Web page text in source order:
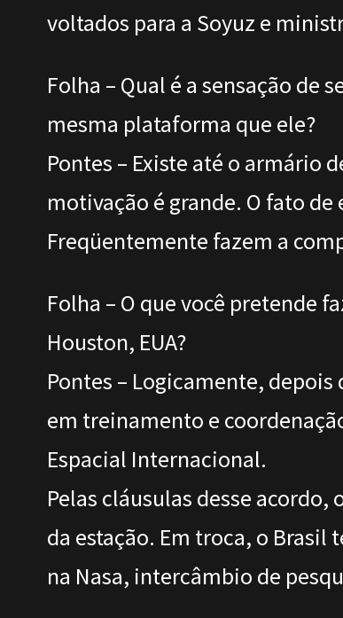
voltados para a Soyuz e
Folha – Qual é a sensação de
mesma plataforma que ele?
Pontes – Existe até o armário
motivação é grande. O fato
Freqüentemente fazem a
Folha – O que você pretende
Houston, EUA?
Pontes – Logicamente,
em treinamento e
Espacial Internacional.
Pelas cláusulas desse
da estação. Em troca, o
na Nasa, intercâmbio de